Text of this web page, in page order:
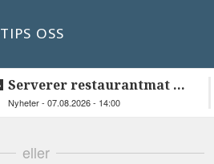
TIPS OSS
Serverer restaurantmat til
beboerne
Nyheter - 07.08.2026 - 14:00
eller